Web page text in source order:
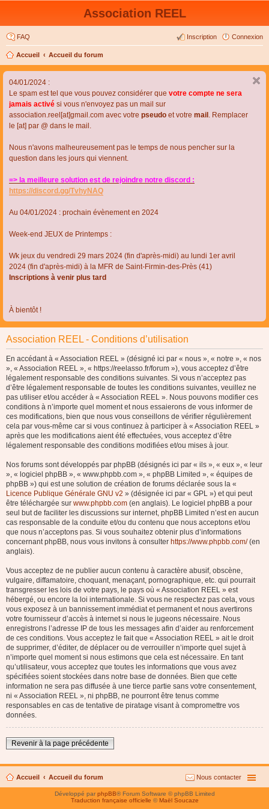
Association REEL
FAQ Connexion
Inscription
Accueil Accueil du forum
04/01/2024 :
Le spam est tel que vous pouvez considérer que votre compte ne sera
jamais activé si vous n'envoyez pas un mail sur
association.reel[at]gmail.com avec votre pseudo et votre mail . Remplacer
le [at] par @ dans le mail.
Nous n'avons malheureusement pas le temps de nous pencher sur la
question dans les jours qui viennent.
=> la meilleure solution est de rejoindre notre discord :
https://discord.gg/TvhyNAQ
Au 04/01/2024 : prochain évènement en 2024
Week-end JEUX de Printemps :
Wk jeux du vendredi 29 mars 2024 (fin d'après-midi) au lundi 1er avril
2024 (fin d'après-midi) à la MFR de Saint-Firmin-des-Près (41)
Inscriptions à venir plus tard
À bientôt !
Association REEL - Conditions d’utilisation
En accédant à « Association REEL » (désigné ici par « nous », « notre », « nos
», « Association REEL », « https://reelasso.fr/forum »), vous acceptez d’être
légalement responsable des conditions suivantes. Si vous n’acceptez pas
d’être légalement responsable de toutes les conditions suivantes, veuillez ne
pas utiliser et/ou accéder à « Association REEL ». Nous pouvons modifier ces
conditions à n’importe quel moment et nous essaierons de vous informer de
ces modifications, bien que nous vous conseillons de vérifier régulièrement
cela par vous-même car si vous continuez à participer à « Association REEL »
après que les modifications aient été effectuées, vous acceptez d’être
légalement responsable des conditions modifiées et/ou mises à jour.
Nos forums sont développés par phpBB (désignés ici par « ils », « eux », « leur
», « logiciel phpBB », « www.phpbb.com », « phpBB Limited », « équipes de
phpBB ») qui est une solution de création de forums déclarée sous la «
Licence Publique Générale GNU v2 » (désignée ici par « GPL ») et qui peut
être téléchargée sur www.phpbb.com (en anglais). Le logiciel phpBB a pour
seul but de faciliter les discussions sur internet, phpBB Limited n’est en aucun
cas responsable de la conduite et/ou du contenu que nous acceptons et/ou
que nous n’acceptons pas. Si vous souhaitez obtenir plus d’informations
concernant phpBB, nous vous invitons à consulter https://www.phpbb.com/(en
anglais).
Vous acceptez de ne publier aucun contenu à caractère abusif, obscène,
vulgaire, diffamatoire, choquant, menaçant, pornographique, etc. qui pourrait
transgresser les lois de votre pays, le pays où « Association REEL » est
hébergé, ou encore la loi internationale. Si vous ne respectez pas cela, vous
vous exposez à un bannissement immédiat et permanent et nous avertirons
votre fournisseur d’accès à internet si nous le jugeons nécessaire. Nous
enregistrons l’adresse IP de tous les messages afin d’aider au renforcement
de ces conditions. Vous acceptez le fait que « Association REEL » ait le droit
de supprimer, d’éditer, de déplacer ou de verrouiller n’importe quel sujet à
n’importe quel moment si nous estimons que cela est nécessaire. En tant
qu’utilisateur, vous acceptez que toutes les informations que vous avez
spécifiées soient stockées dans notre base de données. Bien que cette
information ne sera pas diffusée à une tierce partie sans votre consentement,
ni « Association REEL », ni phpBB, ne pourront être tenus comme
responsables en cas de tentative de piratage visant à compromettre vos
données.
Revenir à la page précédente
Accueil Accueil du forum Nous contacter
Développé parphpBB® Forum Software © phpBB Limited
Traduction française officielle © Maël Soucaze